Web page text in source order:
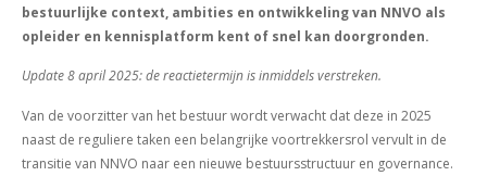
bestuurlijke context, ambities en ontwikkeling van NNVO als
opleider en kennisplatform kent of snel kan doorgronden.
Update 8 april 2025: de reactietermijn is inmiddels verstreken.
Van de voorzitter van het bestuur wordt verwacht dat deze in 2025
naast de reguliere taken een belangrijke voortrekkersrol vervult in de
transitie van NNVO naar een nieuwe bestuursstructuur en governance.